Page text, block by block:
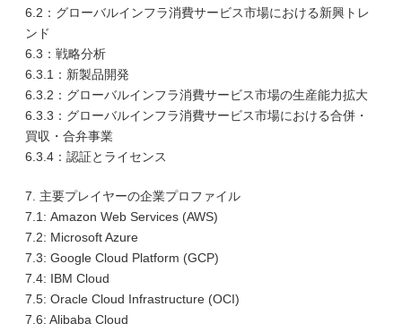
6.2：グローバルインフラ消費サービス市場における新興トレ
ンド
6.3：戦略分析
6.3.1：新製品開発
6.3.2：グローバルインフラ消費サービス市場の生産能力拡大
6.3.3：グローバルインフラ消費サービス市場における合併・
買収・合弁事業
6.3.4：認証とライセンス
7. 主要プレイヤーの企業プロファイル
7.1: Amazon Web Services (AWS)
7.2: Microsoft Azure
7.3: Google Cloud Platform (GCP)
7.4: IBM Cloud
7.5: Oracle Cloud Infrastructure (OCI)
7.6: Alibaba Cloud